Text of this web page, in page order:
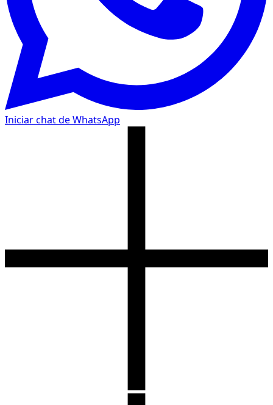
Iniciar chat de WhatsApp